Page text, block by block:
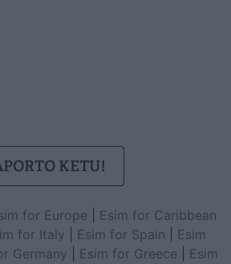
for Europe
Esim for Caribbean
for Italy Esim for Spain
Esim
Germany Esim for Greece
Esim